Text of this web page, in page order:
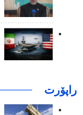
راپۆرت